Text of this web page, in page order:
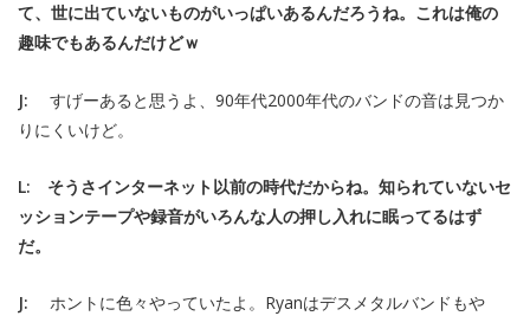
て、世に出ていないものがいっぱいあるんだろうね。これは俺の
趣味でもあるんだけどｗ
J:
すげーあると思うよ、90年代2000年代のバンドの音は見つか
りにくいけど。
L: そうさインターネット以前の時代だからね。知られていないセ
ッションテープや録音がいろんな人の押し入れに眠ってるはず
だ。
J:
ホントに色々やっていたよ。Ryanはデスメタルバンドもや